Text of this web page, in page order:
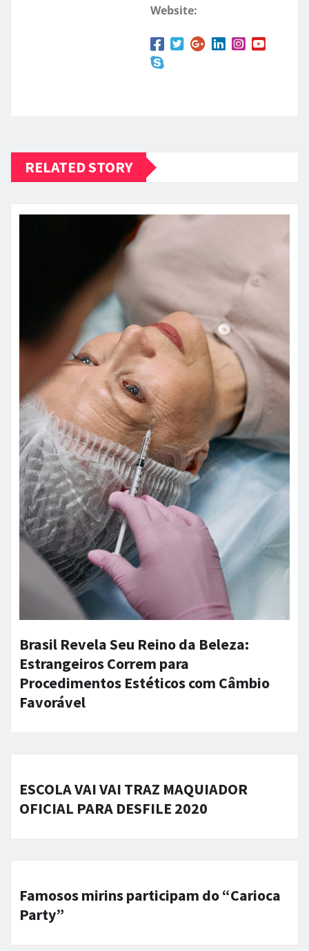
Website:
RELATED STORY
Brasil Revela Seu Reino da Beleza:
Estrangeiros Correm para
Procedimentos Estéticos com Câmbio
Favorável
ESCOLA VAI VAI TRAZ MAQUIADOR
OFICIAL PARA DESFILE 2020
Famosos mirins participam do “Carioca
Party”